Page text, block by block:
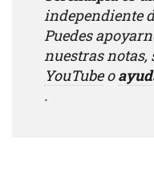
independiente
Puedes
nuestras notas,
YouTubeo
.